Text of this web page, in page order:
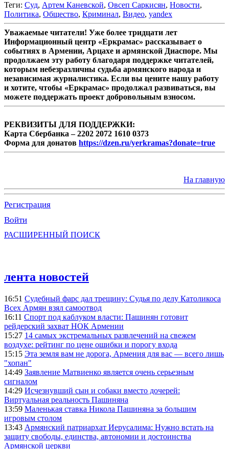
Теги: Суд, Артем Каневской, Овсеп Саркисян, Новости,
Политика, Общество, Криминал, Видео, yandex
Уважаемые читатели! Уже более тридцати лет
Информационный центр «Еркрамас» рассказывает о
событиях в Армении, Арцахе и армянской Диаспоре. Мы
продолжаем эту работу благодаря поддержке читателей,
которым небезразличны судьба армянского народа и
независимая журналистика. Если вы цените нашу работу
и хотите, чтобы «Еркрамас» продолжал развиваться, вы
можете поддержать проект добровольным взносом.
РЕКВИЗИТЫ ДЛЯ ПОДДЕРЖКИ:
Карта Сбербанка – 2202 2072 1610 0373
Форма для донатов https://dzen.ru/yerkramas?donate=true
На главную
Регистрация
Войти
РАСШИРЕННЫЙ ПОИСК
лента новостей
16:51 Судебный фарс дал трещину: Судья по делу Католикоса
Всех Армян взял самоотвод
16:11 Спорт под каблуком власти: Пашинян готовит
рейдерский захват НОК Армении
15:27 14 самых экстремальных развлечений на свежем
воздухе: рейтинг по цене ошибки и порогу входа
15:15 Эта земля вам не дорога, Армения для вас — всего лишь
"хопан"
14:49 Заявление Матвиенко является очень серьезным
сигналом
14:29 Исчезнувший сын и собаки вместо дочерей:
Виртуальная реальность Пашиняна
13:59 Маленькая ставка Никола Пашиняна за большим
игровым столом
13:43 Армянский патриархат Иерусалима: Нужно встать на
защиту свободы, единства, автономии и достоинства
Армянской церкви